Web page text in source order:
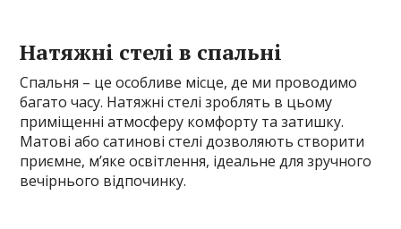
Натяжні стелі в спальні
Спальня – це особливе місце, де ми проводимо
багато часу. Натяжні стелі зроблять в цьому
приміщенні атмосферу комфорту та затишку.
Матові або сатинові стелі дозволяють створити
приємне, м’яке освітлення, ідеальне для зручного
вечірнього відпочинку.